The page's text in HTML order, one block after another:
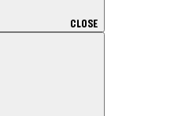
CLOSE